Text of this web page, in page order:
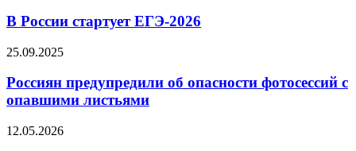
стартует
ЕГЭ-2026
В России стартует ЕГЭ-2026
Россиян
об
фотосессий
опавшими
25.09.2025
Россиян предупредили об опасности фотосессий с
опавшими листьями
Мужчин
12.05.2026